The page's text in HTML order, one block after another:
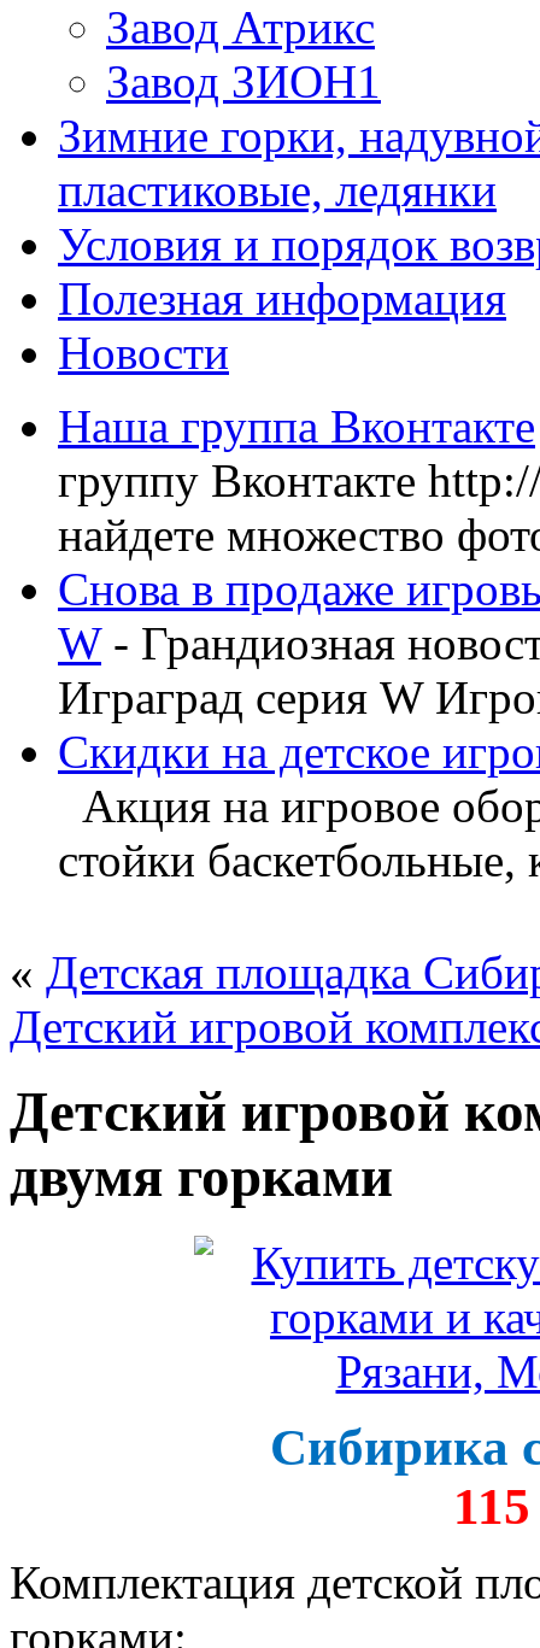
Завод Атрикс
Завод ЗИОН1
Зимние горки,
пластиковые, ледянки
Условия и порядок
Полезная информация
Новости
Наша группа Вконтакте
группу Вконтакте
найдете множество
Снова в продаже
W- Грандиозная
Играград серия W
Скидки на детское
Акция на игровое
стойки баскетбольные,
« Детская площадка
Детский игровой
Детский игровой
двумя горками
Сибирика
Комплектация детской
горками: